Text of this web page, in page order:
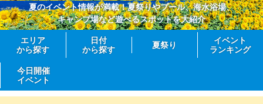
夏のイベント情報が満載！夏祭りやプール、海水浴場、
キャンプ場など遊べるスポットを大紹介
エリア
から探す
日付
から探す
夏祭り
イベント
ランキング
今日開催
イベント